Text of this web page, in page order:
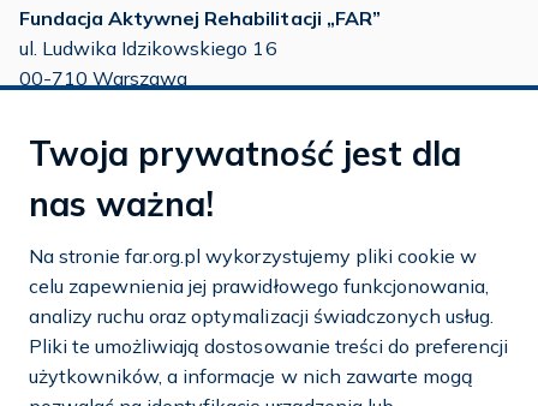
Fundacja Aktywnej Rehabilitacji „FAR”
ul. Ludwika Idzikowskiego 16
00-710 Warszawa
tel.:22 651 88 03
22 858 26 39
tel.:22 642 22 91
e-mail:info@far.org.pl
Dostosuj cookies
Twoja prywatność jest dla
nas ważna!
Na stronie far.org.pl wykorzystujemy pliki cookie w
celu zapewnienia jej prawidłowego funkcjonowania,
analizy ruchu oraz optymalizacji świadczonych usług.
Pliki te umożliwiają dostosowanie treści do preferencji
użytkowników, a informacje w nich zawarte mogą